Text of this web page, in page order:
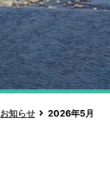
お知らせ 2026年5月